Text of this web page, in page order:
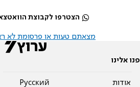
הצטרפו לקבוצת
מצאתם טעות או פרסומת לא
פנו אלינו
אודות
Pусский